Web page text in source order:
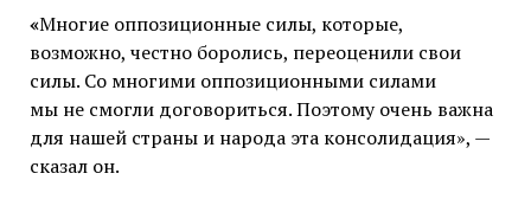
«Многие оппозиционные силы, которые,
возможно, честно боролись, переоценили свои
силы. Со многими оппозиционными силами
мы не смогли договориться. Поэтому очень важна
для нашей страны и народа эта консолидация», —
сказал он.